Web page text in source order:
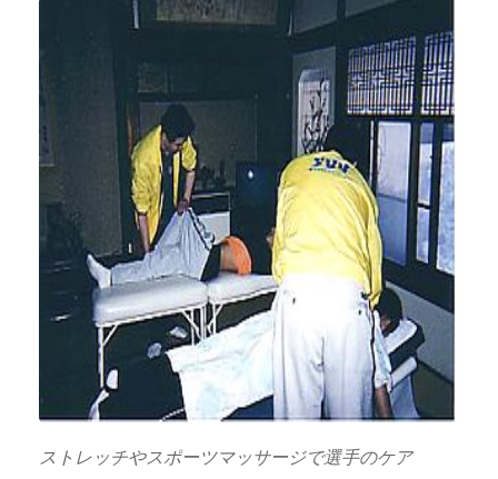
ストレッチやスポーツマッサージで選手のケア